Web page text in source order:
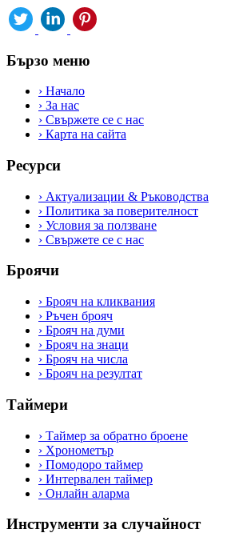
Бързо меню
› Начало
› За нас
› Свържете се с нас
› Карта на сайта
Ресурси
› Актуализации & Ръководства
› Политика за поверителност
› Условия за ползване
› Свържете се с нас
Броячи
› Брояч на кликвания
› Ръчен брояч
› Брояч на думи
› Брояч на знаци
› Брояч на числа
› Брояч на резултат
Таймери
› Таймер за обратно броене
› Хронометър
› Помодоро таймер
› Интервален таймер
› Онлайн аларма
Инструменти за случайност